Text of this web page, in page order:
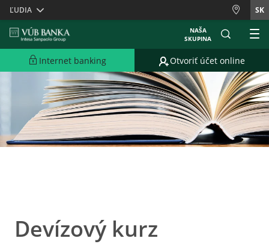
Skiplinks
ĽUDIA SK
NAŠA
SKUPINA
Internet banking Otvoriť účet online
Devízový kurz